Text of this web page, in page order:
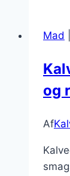
Mad
og
Af